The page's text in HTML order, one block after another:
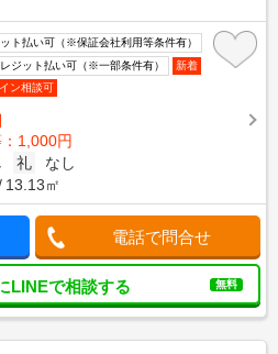
ト払い可（※保証会社利用等条件有）
ジット払い可（※一部条件有）
新着
ン相談可
1,000円
礼
なし
13.13㎡
電話で問合せ
LINEで相談する 無料